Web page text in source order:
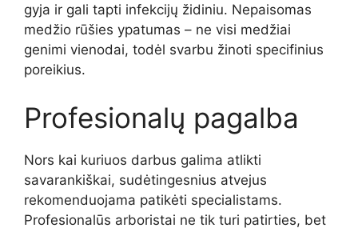
gyja ir gali tapti infekcijų židiniu. Nepaisomas
medžio rūšies ypatumas – ne visi medžiai
genimi vienodai, todėl svarbu žinoti specifinius
poreikius.
Profesionalų pagalba
Nors kai kuriuos darbus galima atlikti
savarankiškai, sudėtingesnius atvejus
rekomenduojama patikėti specialistams.
Profesionalūs arboristai ne tik turi patirties, bet